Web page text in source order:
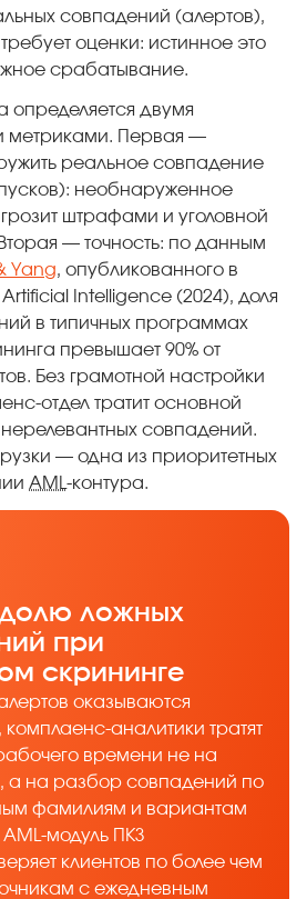
совпадений (алертов),
оценки: истинное это
срабатывание.
определяется двумя
метриками. Первая —
реальное совпадение
необнаруженное
штрафами и уголовной
— точность: по данным
Yang, опубликованного в
Intelligence (2024), доля
в типичных программах
превышает 90% от
Без грамотной настройки
отдел тратит основной
совпадений.
— одна из приоритетных
AML -контура.
ложных
при
скрининге
оказываются
аналитики тратят
времени не на
а на разбор совпадений по
фамилиям и вариантам
модуль ПКЗ
клиентов по более чем
с ежедневным